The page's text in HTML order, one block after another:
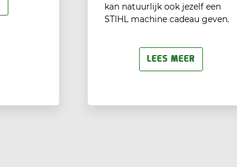
kan natuurlijk ook jezelf een
STIHL machine cadeau geven.
LEES MEER